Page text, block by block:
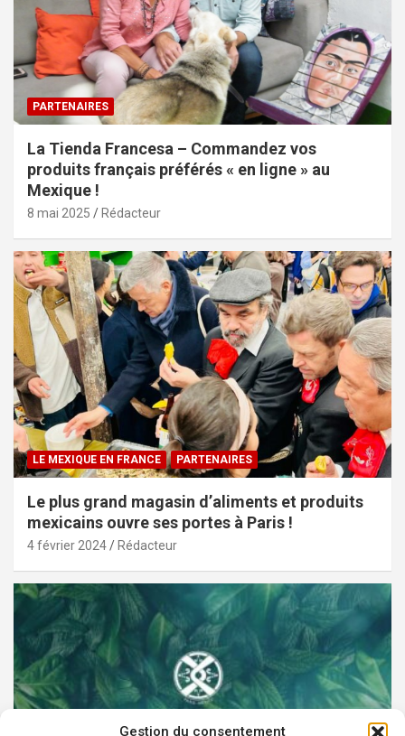
Gestion du consentement
PARTENAIRES
La Tienda Francesa – Commandez vos
produits français préférés « en ligne » au
Mexique !
8 mai 2025 Rédacteur
LE MEXIQUE EN FRANCE PARTENAIRES
Le plus grand magasin d’aliments et produits
mexicains ouvre ses portes à Paris !
4 février 2024 Rédacteur